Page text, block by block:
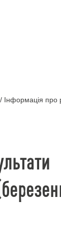
/ Інформація про